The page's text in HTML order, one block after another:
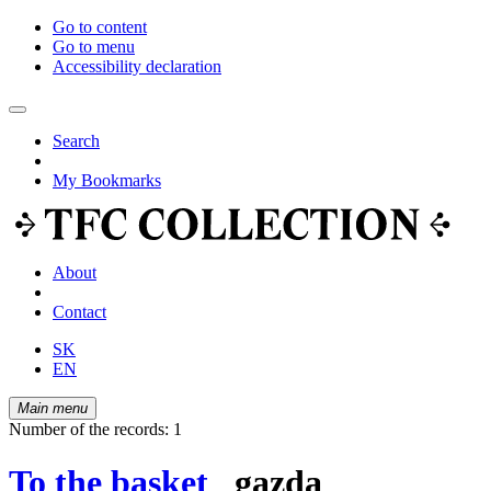
Go to content
Go to menu
Accessibility declaration
Search
My Bookmarks
About
Contact
SK
EN
Main menu
Number of the records: 1
To the basket gazda